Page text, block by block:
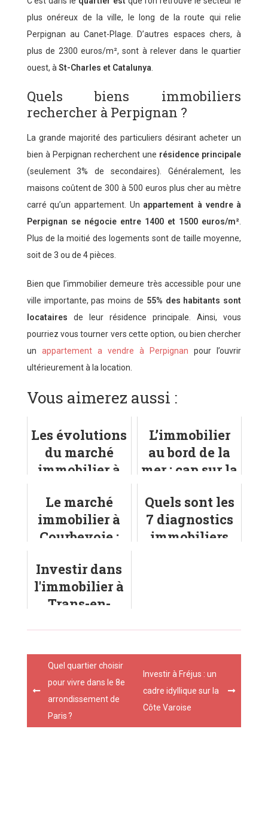
plus onéreux de la ville, le long de la route qui relie
Perpignan au Canet-Plage. D’autres espaces chers, à
plus de 2300 euros/m², sont à relever dans le quartier
ouest, à St-Charles et Catalunya
Quels biens immobiliers
rechercher à Perpignan ?
La grande majorité des particuliers désirant acheter un
bien à Perpignan recherchent une résidence principale
(seulement 3% de secondaires). Généralement, les
maisons coûtent de 300 à 500 euros plus cher au mètre
carré qu’un appartement. Un appartement à vendre à
Perpignan se négocie entre 1400 et 1500 euros/m²
Plus de la moitié des logements sont de taille moyenne,
soit de 3 ou de 4 pièces.
Bien que l’immobilier demeure très accessible pour une
ville importante, pas moins de 55% des habitants sont
locataires de leur résidence principale. Ainsi, vous
pourriez vous tourner vers cette option, ou bien chercher
un appartement a vendre à Perpignan pour l’ouvrir
ultérieurement à la location.
Vous aimerez aussi :
Les évolutions
du marché
immobilier à
Loire
L’immobilier
au bord de la
mer : cap sur la
d’Émeraude
Le marché
immobilier à
Courbevoie :
les tendances
?
Quels sont les
7 diagnostics
immobiliers
Investir dans
l'immobilier à
Trans-en-
et
environnemen
t
Post
navigation
Quel quartier choisir
pour vivre dans le 8e
arrondissement de
Paris ?
Investir à Fréjus : un
cadre idyllique sur la
Côte Varoise